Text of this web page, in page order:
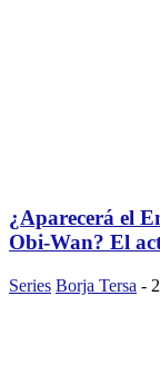
¿Aparecerá el
Obi-Wan? El
Series Borja Tersa -